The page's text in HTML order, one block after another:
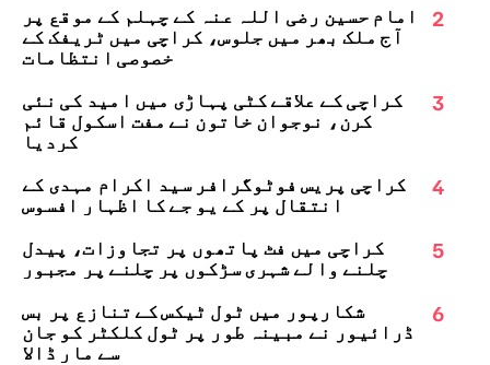
2
امام حسین رضی اللہ عنہ کے چہلم کے موقع پر
آج ملک بھر میں جلوس، کراچی میں ٹریفک کے
خصوصی انتظامات
3
کراچی کے علاقے کٹی پہاڑی میں امید کی نئی
کرن، نوجوان خاتون نے مفت اسکول قائم
کردیا
4
کراچی پریس فوٹوگرافر سید اکرام مہدی کے
انتقال پر کے یو جے کا اظہارِ افسوس
5
کراچی میں فٹ پاتھوں پر تجاوزات، پیدل
چلنے والے شہری سڑکوں پر چلنے پر مجبور
6
شکارپور میں ٹول ٹیکس کے تنازع پر بس
ڈرائیور نے مبینہ طور پر ٹول کلکٹر کو جان
سے مار ڈالا